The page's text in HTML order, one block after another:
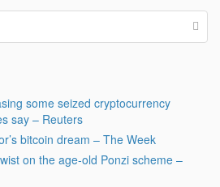
some seized cryptocurrency
say – Reuters
bitcoin dream – The Week
on the age-old Ponzi scheme –